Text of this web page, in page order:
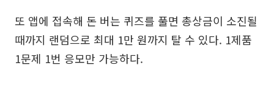
또 앱에 접속해 돈 버는 퀴즈를 풀면 총상금이 소진될
때까지 랜덤으로 최대 1만 원까지 탈 수 있다. 1제품
1문제 1번 응모만 가능하다.